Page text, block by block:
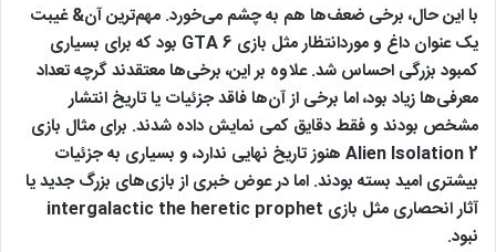
با این حال، برخی ضعف‌ها هم به چشم می‌خورد. مهم‌ترین آن& غیبت
یک عنوان داغ و موردانتظار مثل بازی GTA 6 بود که برای بسیاری
کمبود بزرگی احساس شد. علاوه بر این، برخی‌ها معتقدند گرچه تعداد
معرفی‌ها زیاد بود، اما برخی از آن‌ها فاقد جزئیات یا تاریخ انتشار
مشخص بودند و فقط دقایق کمی نمایش داده شدند. برای مثال بازی
Alien Isolation 2 هنوز تاریخ نهایی ندارد، و بسیاری به جزئیات
بیشتری امید بسته بودند. اما در عوض خبری از بازی‌های بزرگ جدید یا
آثار انحصاری مثل بازی intergalactic the heretic prophet
نبود.